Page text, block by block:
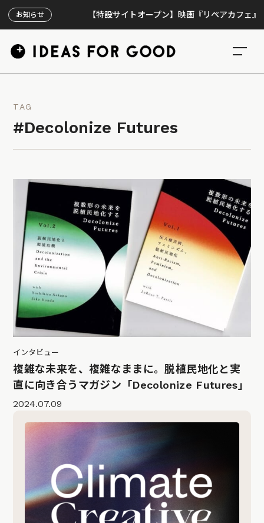
お知らせ 【特設サイトオープン】映画『リペアカフェ』、上
TAG
#Decolonize Futures
インタビュー
複雑な未来を、複雑なままに。脱植民地化と実
直に向き合うマガジン「Decolonize Futures」
2024.07.09